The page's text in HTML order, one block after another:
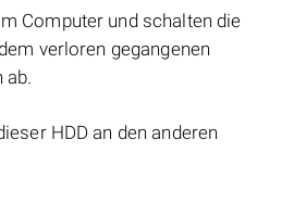
Computer und schalten die
verloren gegangenen
ab.
HDD an den anderen